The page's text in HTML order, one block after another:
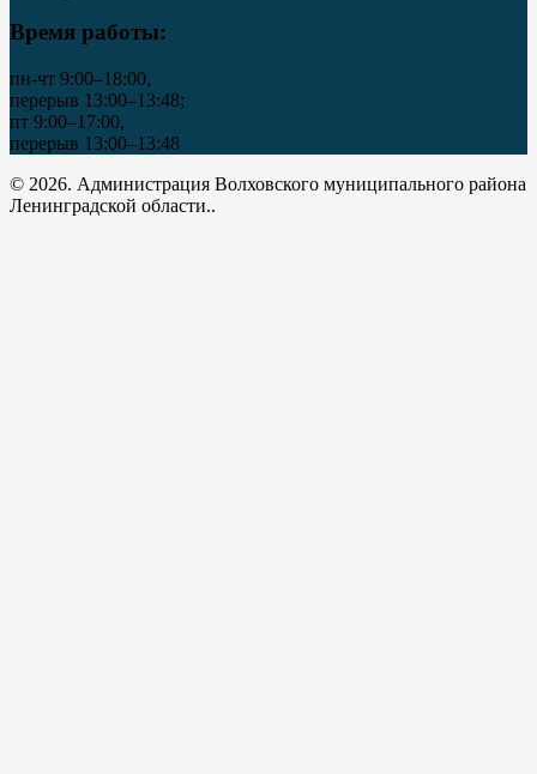
Время работы:
пн-чт 9:00–18:00,
перерыв 13:00–13:48;
пт 9:00–17:00,
перерыв 13:00–13:48
© 2026. Администрация Волховского муниципального района
Ленинградской области..